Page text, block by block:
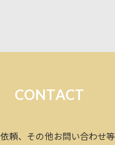
CONTACT
頼、その他お問い合わせ